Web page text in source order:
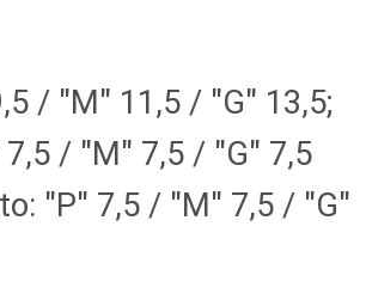
/ "M" 11,5 / "G" 13,5;
7,5 / "M" 7,5 / "G" 7,5
"P" 7,5 / "M" 7,5 / "G"